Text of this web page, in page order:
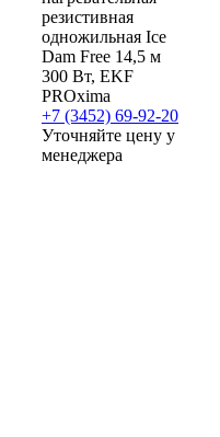
резистивная
одножильная Ice
Dam Free 14,5 м
300 Вт, EKF
PROxima
+7 (3452) 69-92-20
Уточняйте цену у
менеджера